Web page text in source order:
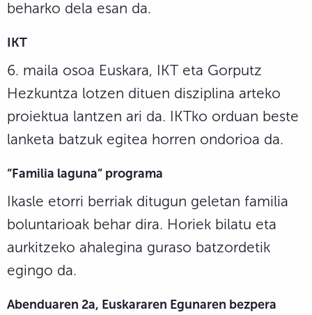
beharko dela esan da.
IKT
6. maila osoa Euskara, IKT eta Gorputz
Hezkuntza lotzen dituen disziplina arteko
proiektua lantzen ari da. IKTko orduan beste
lanketa batzuk egitea horren ondorioa da.
“Familia laguna” programa
Ikasle etorri berriak ditugun geletan familia
boluntarioak behar dira. Horiek bilatu eta
aurkitzeko ahalegina guraso batzordetik
egingo da.
Abenduaren 2a, Euskararen Egunaren bezpera